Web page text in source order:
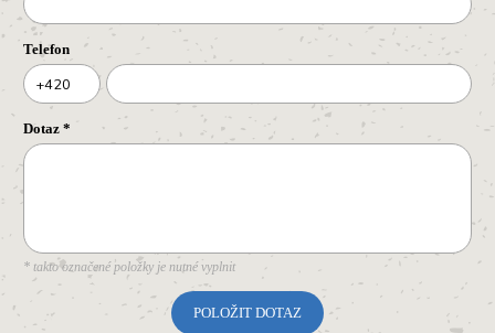
Telefon
+420
Dotaz *
* takto označené položky je nutné vyplnit